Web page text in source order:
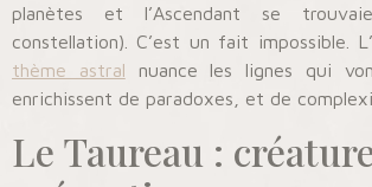
planètes et l’Ascendant se
constellation). C’est un fait impossible. L’
thème astral nuance les lignes qui
enrichissent de paradoxes, et de
Le Taureau :